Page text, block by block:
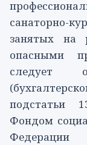
санаторно-
занятых на
опасными
следует
подстатьи
Фондом
Федерации